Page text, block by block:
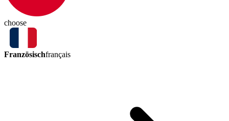
choose
Französischfrançais